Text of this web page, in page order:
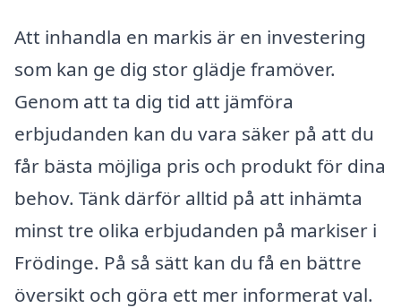
Att inhandla en markis är en investering
som kan ge dig stor glädje framöver.
Genom att ta dig tid att jämföra
erbjudanden kan du vara säker på att du
får bästa möjliga pris och produkt för dina
behov. Tänk därför alltid på att inhämta
minst tre olika erbjudanden på markiser i
Frödinge. På så sätt kan du få en bättre
översikt och göra ett mer informerat val.